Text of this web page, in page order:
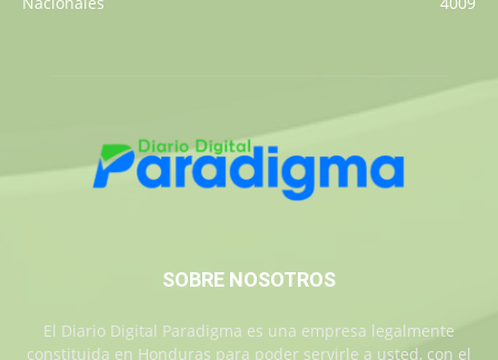
SOBRE NOSOTROS
El Diario Digital Paradigma es una empresa legalmente
constituida en Honduras para poder servirle a usted, con el